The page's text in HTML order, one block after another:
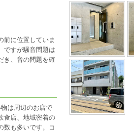
前に位置していま
ですが騒音問題は
き、音の問題を確
は周辺のお店で
食店、地域密着の
数も多いです。コ